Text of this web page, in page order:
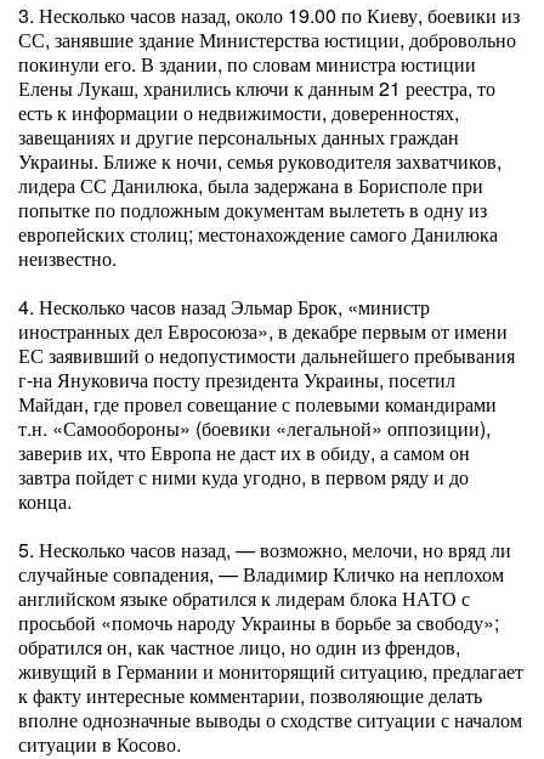
3. Несколько часов назад, около 19.00 по Киеву, боевики из
СС, занявшие здание Министерства юстиции, добровольно
покинули его. В здании, по словам министра юстиции
Елены Лукаш, хранились ключи к данным 21 реестра, то
есть к информации о недвижимости, доверенностях,
завещаниях и другие персональных данных граждан
Украины. Ближе к ночи, семья руководителя захватчиков,
лидера СС Данилюка, была задержана в Борисполе при
попытке по подложным документам вылететь в одну из
европейских столиц; местонахождение самого Данилюка
неизвестно.
4. Несколько часов назад Эльмар Брок, «министр
иностранных дел Евросоюза», в декабре первым от имени
ЕС заявивший о недопустимости дальнейшего пребывания
г-на Януковича посту президента Украины, посетил
Майдан, где провел совещание с полевыми командирами
т.н. «Самообороны» (боевики «легальной» оппозиции),
заверив их, что Европа не даст их в обиду, а самом он
завтра пойдет с ними куда угодно, в первом ряду и до
конца.
5. Несколько часов назад, — возможно, мелочи, но вряд ли
случайные совпадения, — Владимир Кличко на неплохом
английском языке обратился к лидерам блока НАТО с
просьбой «помочь народу Украины в борьбе за свободу»;
обратился он, как частное лицо, но один из френдов,
живущий в Германии и мониторящий ситуацию, предлагает
к факту интересные комментарии, позволяющие делать
вполне однозначные выводы о сходстве ситуации с началом
ситуации в Косово.